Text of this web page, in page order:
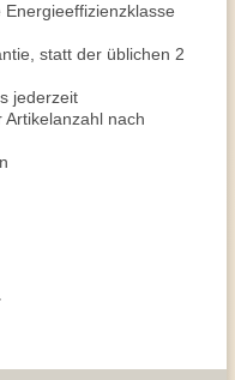
statt der üblichen 2
jederzeit
nach